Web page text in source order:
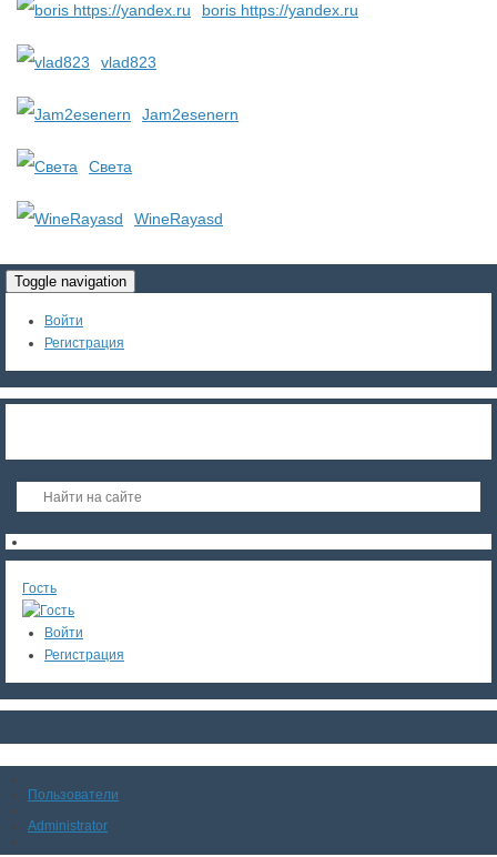
boris https://yandex.ru
vlad823
Jam2esenern
Света
WineRayasd
Toggle navigation
Войти
Регистрация
Гость
Войти
Регистрация
Пользователи
Administrator